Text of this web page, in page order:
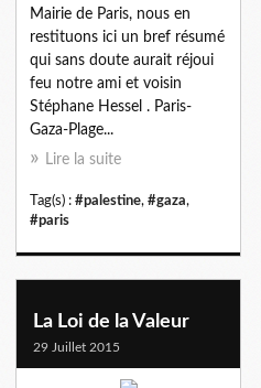
Mairie de Paris, nous en
restituons ici un bref résumé
qui sans doute aurait réjoui
feu notre ami et voisin
Stéphane Hessel . Paris-
Gaza-Plage...
Lire la suite
Tag(s) : #palestine, #gaza,
#paris
La Loi de la Valeur
29 Juillet 2015